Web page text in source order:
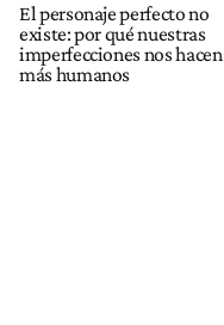
El personaje perfecto no
existe: por qué nuestras
imperfecciones nos hacen
más humanos